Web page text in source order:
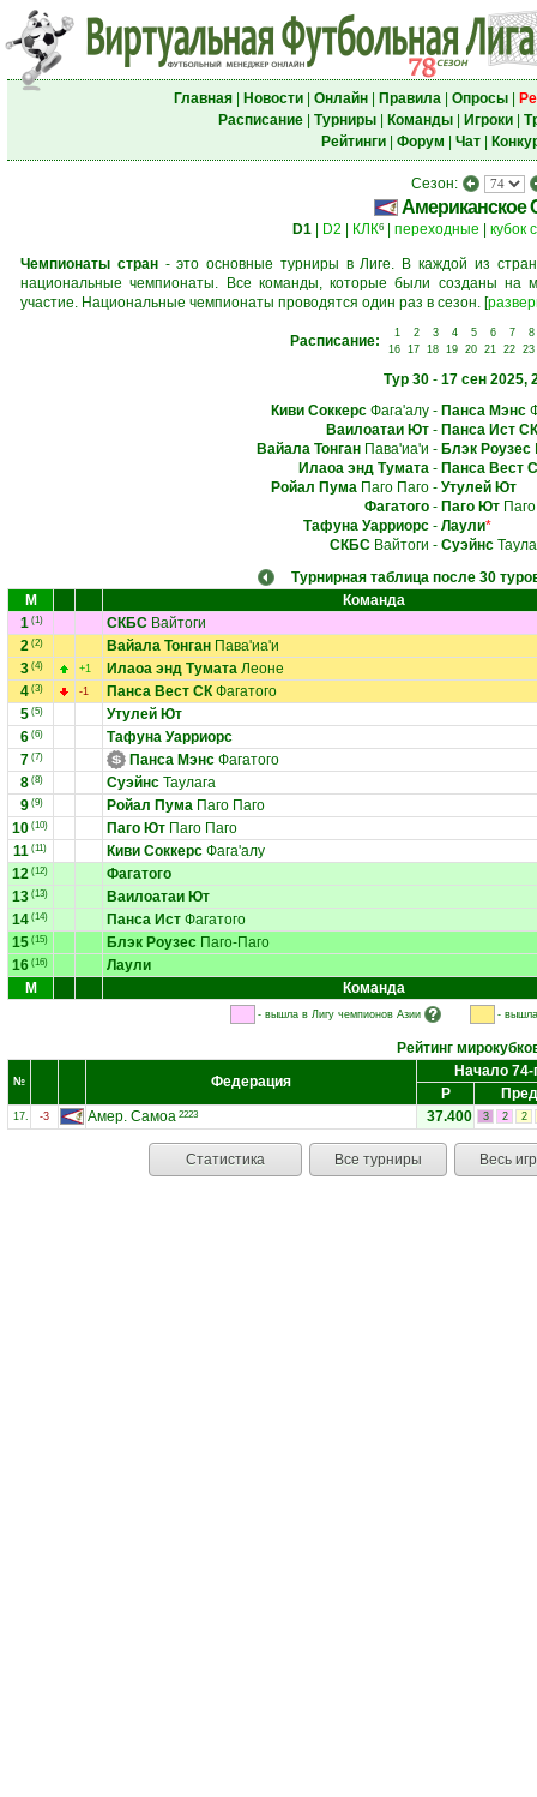
Главная| Новости| Онлайн| Правила| Опросы|
Расписание| Турниры| Команды| Игроки|
Рейтинги| Форум Чат|
Сезон:
Американское
D1 D2 КЛК6 переходные кубок
Чемпионаты стран- это основные турниры в Лиге. В каждой из
национальные чемпионаты. Все команды, которые были созданы на
участие. Национальные чемпионаты проводятся один раз в сезон. [
Расписание: 1 2 3 4 5 6 7
8
16
17 18 19 20 21 22 23
Тур 30- 17 сен 2025,
Киви СоккерсФага'алу- Панса Мэнс
Ваилоатаи Ют- Панса Ист СК
Вайала ТонганПава'иа'и - Блэк Роузес
Илаоа энд Тумата- Панса Вест
Ройал ПумаПаго Паго- Утулей Ют
Фагатого- Паго ЮтПаго
Тафуна Уарриорс- Лаули*
СКБСВайтоги - Суэйнс
Турнирная таблица после 30
М
Команда
1 (1) СКБС Вайтоги
2 (2) Вайала Тонган Пава'иа'и
3 (4) +1 Илаоа энд Тумата Леоне
4 (3) -1 Панса Вест СКФагатого
5 (5)
Утулей Ют
6 (6)
Тафуна Уарриорс
7 (7) Панса Мэнс Фагатого
8 (8) Суэйнс Таулага
9 (9) Ройал Пума Паго Паго
10 (10) Паго Ют Паго Паго
11 (11) Киви Соккерс Фага'алу
12 (12)
Фагатого
13 (13)
Ваилоатаи Ют
14 (14) Панса Ист Фагатого
15 (15) Блэк Роузес Паго-Паго
16 (16)
Лаули
М
Команда
- вышла в Лигу чемпионов Азии - вышла
Рейтинг
№ Федерация
Начало 74-
Р
17. -3 Амер. Самоа 2223 37.400 3 2 2
Статистика Все турниры Весь